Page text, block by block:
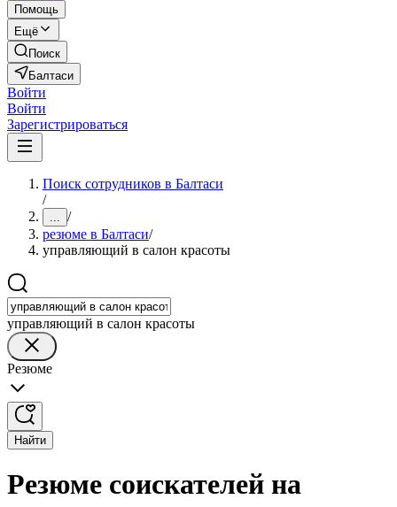
Помощь
Ещё
Поиск
Балтаси
Войти
Войти
Зарегистрироваться
Поиск сотрудников в Балтаси
/
... /
резюме в Балтаси/
управляющий в салон красоты
управляющий в салон красоты
Резюме
Найти
Резюме соискателей на